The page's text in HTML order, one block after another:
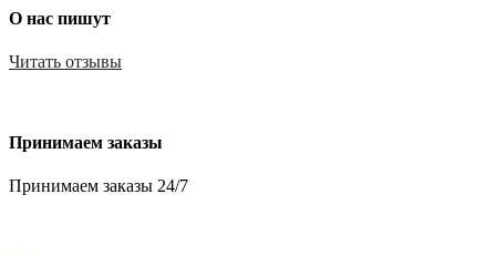
О нас пишут
Читать отзывы
Принимаем заказы
Принимаем заказы 24/7